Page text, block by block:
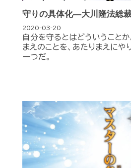
守りの具体化―大川隆法総
2020-03-20
自分を守るとはどういうことか
まえのことを、あたりまえにや
一つだ。